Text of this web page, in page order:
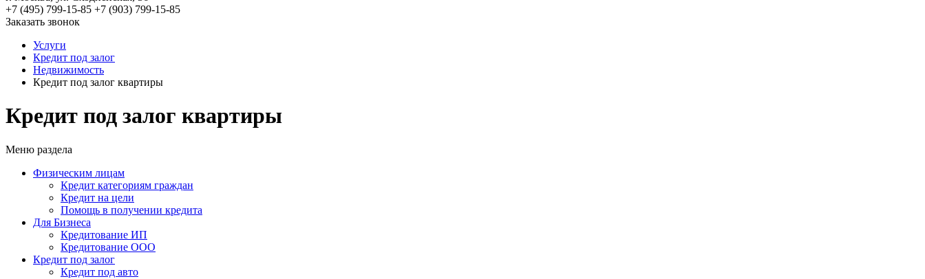
+7 (495) 799-15-85 +7 (903) 799-15-85
Заказать звонок
Услуги
Кредит под залог
Недвижимость
Кредит под залог квартиры
Кредит под залог квартиры
Меню раздела
Физическим лицам
Кредит категориям граждан
Кредит на цели
Помощь в получении кредита
Для Бизнеса
Кредитование ИП
Кредитование ООО
Кредит под залог
Кредит под авто